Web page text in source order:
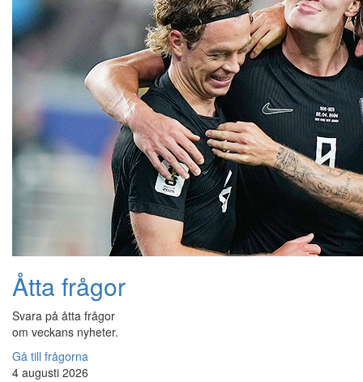
Åtta frågor
Svara på åtta frågor
om veckans nyheter.
Gå till frågorna
4 augusti 2026